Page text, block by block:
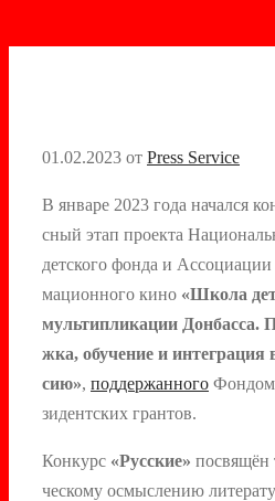
01.02.2023 от Press Service
В ян­ва­ре 2023 го­да на­чал­ся
сный этап про­ек­та
дет­ско­го фон­да и
маци­он­но­го ки­но «Шко­ла
муль­тип­ли­кации Дон­басса.
жка, обу­чение и ин­тегра­ция
сию», под­держан­но­го
зидент­ских гран­тов.
Кон­курс «Рус­ские» пос­вя­щён
ческо­му ос­мысле­нию